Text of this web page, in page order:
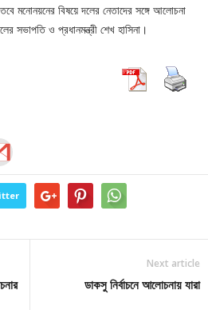
মনোনয়নের বিষয়ে দলের নেতাদের সঙ্গে আলোচনা
সভাপতি ও প্রধানমন্ত্রী শেখ হাসিনা।
Next article
ডাকসু নির্বাচনে আলোচনায় যারা